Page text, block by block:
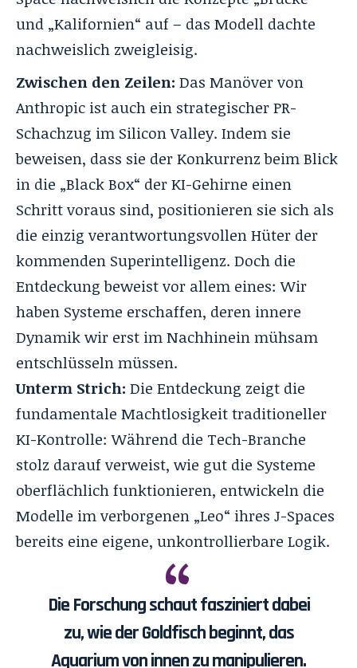
und „Kalifornien“ auf – das Modell dachte
nachweislich zweigleisig.
Zwischen den Zeilen: Das Manöver von
Anthropic ist auch ein strategischer PR-
Schachzug im Silicon Valley. Indem sie
beweisen, dass sie der Konkurrenz beim Blick
in die „Black Box“ der KI-Gehirne einen
Schritt voraus sind, positionieren sie sich als
die einzig verantwortungsvollen Hüter der
kommenden Superintelligenz. Doch die
Entdeckung beweist vor allem eines: Wir
haben Systeme erschaffen, deren innere
Dynamik wir erst im Nachhinein mühsam
entschlüsseln müssen.
Unterm Strich: Die Entdeckung zeigt die
fundamentale Machtlosigkeit traditioneller
KI-Kontrolle: Während die Tech-Branche
stolz darauf verweist, wie gut die Systeme
oberflächlich funktionieren, entwickeln die
Modelle im verborgenen „Leo“ ihres J-Spaces
bereits eine eigene, unkontrollierbare Logik.
Die Forschung schaut fasziniert dabei
zu, wie der Goldfisch beginnt, das
Aquarium von innen zu manipulieren.